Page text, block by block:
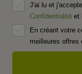
J'ai lu et
Confidentialité et
En créant votre
meilleures offres